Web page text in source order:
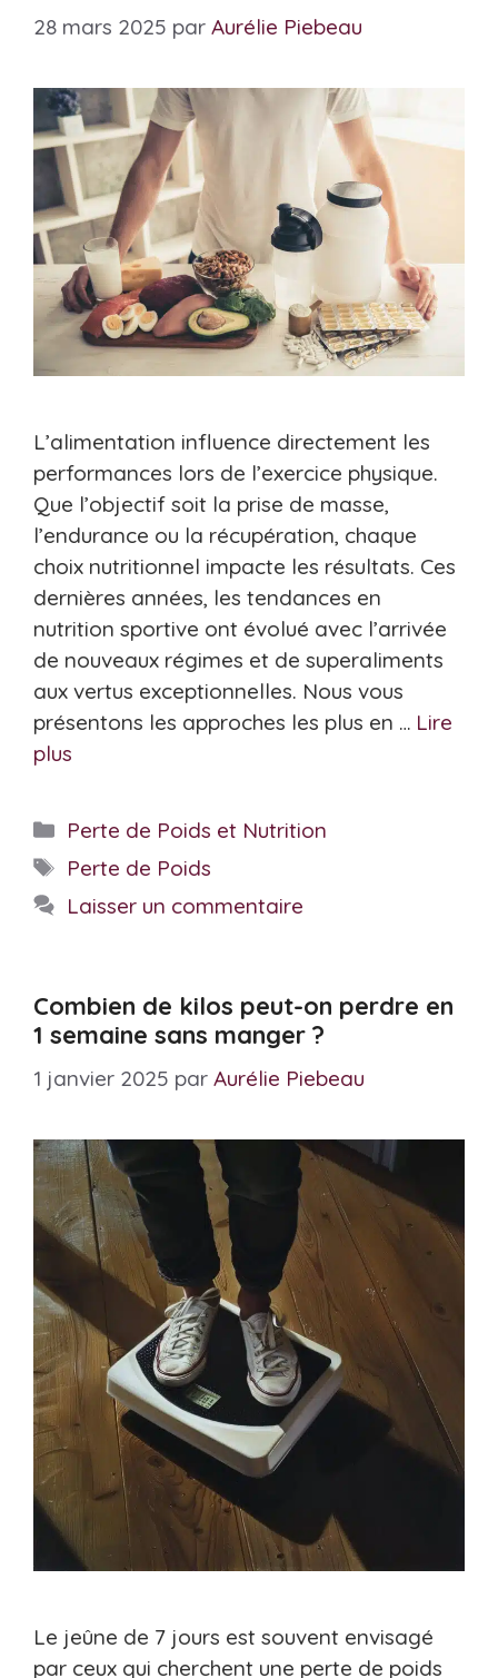
28 mars 2025 par Aurélie Piebeau
L’alimentation influence directement les
performances lors de l’exercice physique.
Que l’objectif soit la prise de masse,
l’endurance ou la récupération, chaque
choix nutritionnel impacte les résultats. Ces
dernières années, les tendances en
nutrition sportive ont évolué avec l’arrivée
de nouveaux régimes et de superaliments
aux vertus exceptionnelles. Nous vous
présentons les approches les plus en … Lire
plus
Catégories
Perte de Poids et Nutrition
Étiquettes
Perte de Poids
Laisser un commentaire
Combien de kilos peut-on perdre en
1 semaine sans manger ?
1 janvier 2025 par Aurélie Piebeau
Le jeûne de 7 jours est souvent envisagé
par ceux qui cherchent une perte de poids